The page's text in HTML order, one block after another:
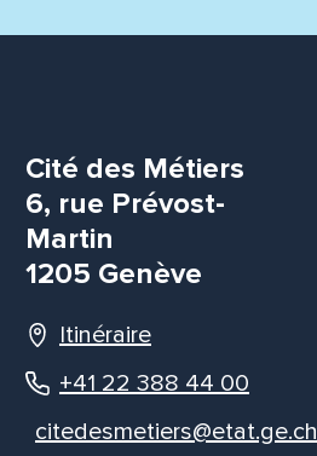
Cité des Métiers
6, rue Prévost-
Martin
1205 Genève
Itinéraire
+41 22 388 44 00
citedesmetiers@etat.ge.ch